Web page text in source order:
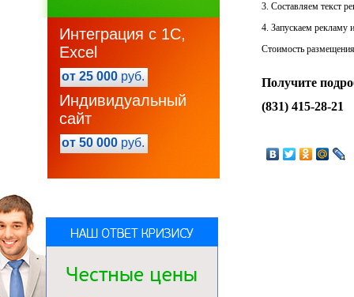
Интеграция с 1С,
Excel
от 25 000 руб.
Индивидуальный
сайт
от 50 000 руб.
3. Составляем текст
4. Запускаем рекламу
Стоимость
Получите
(831) 415-28-21